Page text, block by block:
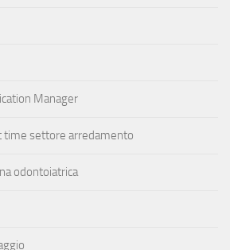
Manager
time settore arredamento
odontoiatrica